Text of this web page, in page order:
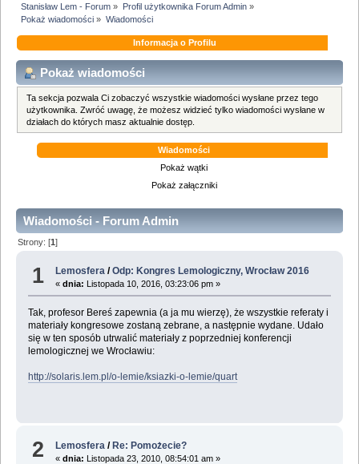
Stanisław Lem - Forum » Profil użytkownika Forum Admin»
Pokaż wiadomości » Wiadomości
Informacja o Profilu
Pokaż wiadomości
Ta sekcja pozwala Ci zobaczyć wszystkie wiadomości wysłane przez tego
użytkownika. Zwróć uwagę, że możesz widzieć tylko wiadomości wysłane w
działach do których masz aktualnie dostęp.
Wiadomości
Pokaż wątki
Pokaż załączniki
Wiadomości - Forum Admin
Strony: [1]
1 Lemosfera /Odp: Kongres Lemologiczny, Wrocław 2016
«dnia: Listopada 10, 2016, 03:23:06 pm »
Tak, profesor Bereś zapewnia (a ja mu wierzę), że wszystkie referaty i
materiały kongresowe zostaną zebrane, a następnie wydane. Udało
się w ten sposób utrwalić materiały z poprzedniej konferencji
lemologicznej we Wrocławiu:
http://solaris.lem.pl/o-lemie/ksiazki-o-lemie/quart
2 Lemosfera /Re: Pomożecie?
«dnia: Listopada 23, 2010, 08:54:01 am »